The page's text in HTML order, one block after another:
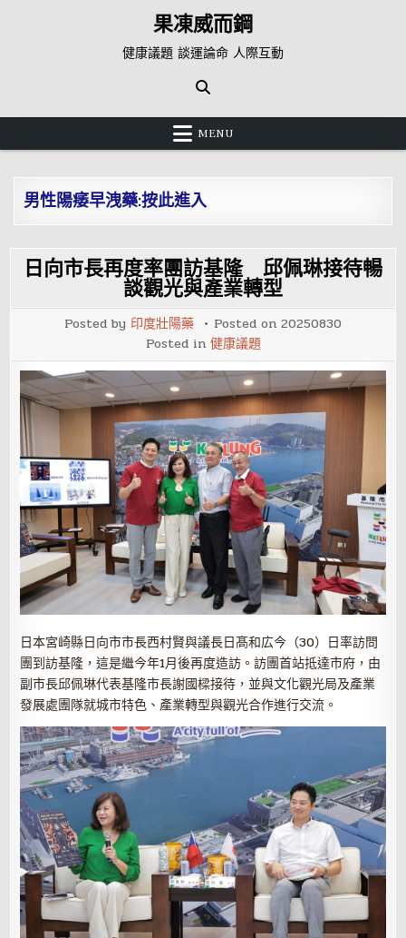
果凍威而鋼
健康議題 談運論命 人際互動
MENU
男性陽痿早洩藥:按此進入
日向市長再度率團訪基隆 邱佩琳接待暢
談觀光與產業轉型
Posted by 印度壯陽藥 Posted on 20250830
Posted in 健康議題
日本宮崎縣日向市市長西村賢與議長日髙和広今（30）日率訪問
團到訪基隆，這是繼今年1月後再度造訪。訪團首站抵達市府，由
副市長邱佩琳代表基隆市長謝國樑接待，並與文化觀光局及產業
發展處團隊就城市特色、產業轉型與觀光合作進行交流。